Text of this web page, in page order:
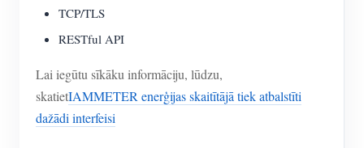
TCP/TLS
RESTful API
Lai iegūtu sīkāku informāciju, lūdzu,
skatietIAMMETER enerģijas skaitītājā tiek atbalstīti
dažādi interfeisi